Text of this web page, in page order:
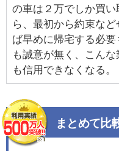
の車は２万でしか買
ら、最初から約束な
ば早めに帰宅する必
も誠意が無く、こん
も信用できなくなる。
まとめて比